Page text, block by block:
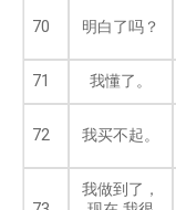
70 明白了吗？
71 我懂了。
72 我买不起。
我做到了，